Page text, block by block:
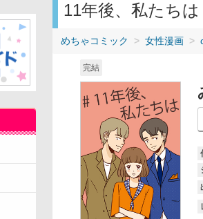
11年後、私たちは
めちゃコミック 女性漫画
完結